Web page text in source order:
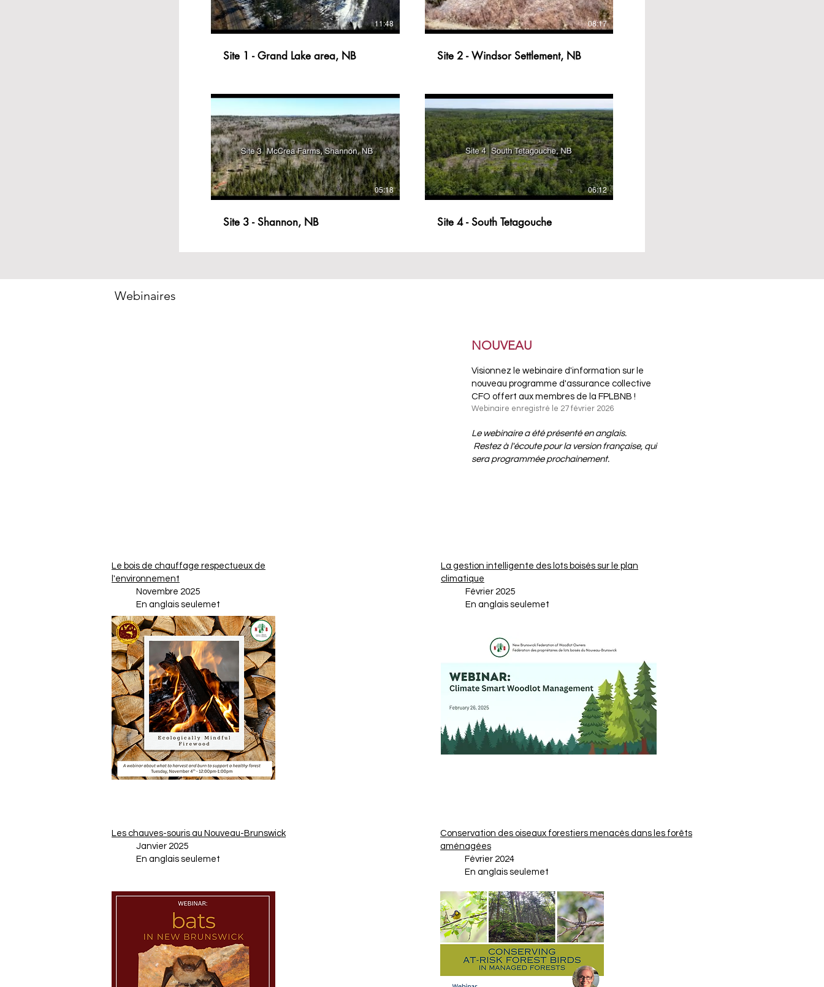
11:48
Site 1 - Grand Lake area, NB
08:17
Site 2 - Windsor Settlement, NB
05:18
Site 3 - Shannon, NB
06:12
Site 4 - South Tetagouche
Webinaires
NOUVEAU
Visionnez le webinaire d'information sur le
nouveau programme d'assurance collective
CFO offert aux membres de la FPLBNB !
Webinaire enregistré le 27 février 2026
Le webinaire a été présenté en anglais.
Restez à l'écoute pour la version française, qui
sera programmée prochainement.
Le bois de chauffage respectueux de
l'environnement
Novembre 2025
En anglais seulemet
La gestion intelligente des lots boisés sur le plan
climatique
Février 2025
En anglais seulemet
Les chauves-souris au Nouveau-Brunswick
Janvier 2025
En anglais seulemet
Conservation des oiseaux forestiers menacés dans les forêts
aménagées
Février 2024
En anglais seulemet